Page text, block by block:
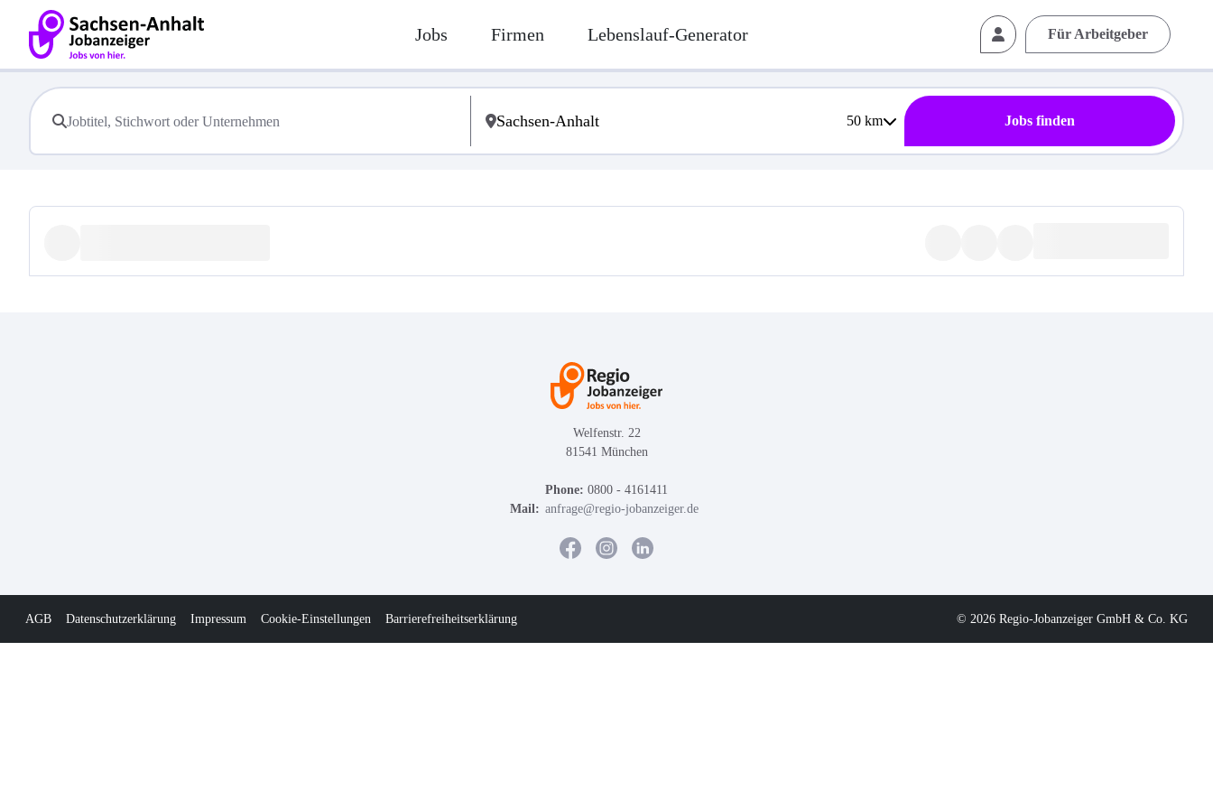
Jobs Firmen Lebenslauf-Generator Für Arbeitgeber
50km Jobs finden
Welfenstr. 22
81541 München
Phone: 0800 - 4161411
Mail: anfrage@regio-jobanzeiger.de
AGB Datenschutzerklärung Impressum Cookie-Einstellungen Barrierefreiheitserklärung © 2026 Regio-Jobanzeiger GmbH & Co. KG